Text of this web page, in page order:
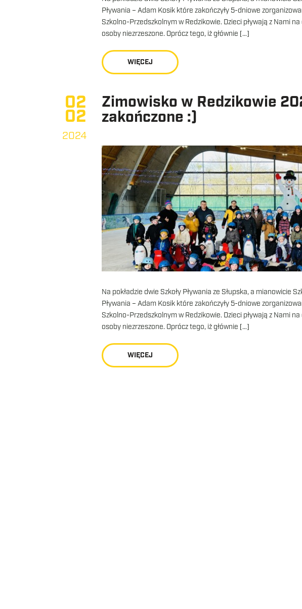
Pływania – Adam Kosik które zakończyły 5-dniowe
Szkolno-Przedszkolnym w Redzikowie. Dzieci pływają z Nami
osoby niezrzeszone. Oprócz tego, iż głównie […]
WIĘCEJ
02
02
2024
Zimowisko w Redzikowie
zakończone :)
Na pokładzie dwie Szkoły Pływania ze Słupska, a mianowicie
Pływania – Adam Kosik które zakończyły 5-dniowe
Szkolno-Przedszkolnym w Redzikowie. Dzieci pływają z Nami
osoby niezrzeszone. Oprócz tego, iż głównie […]
WIĘCEJ